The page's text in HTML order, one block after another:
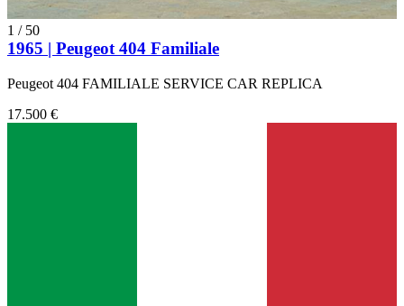
1 / 50
1965 | Peugeot 404 Familiale
Peugeot 404 FAMILIALE SERVICE CAR REPLICA
17.500 €